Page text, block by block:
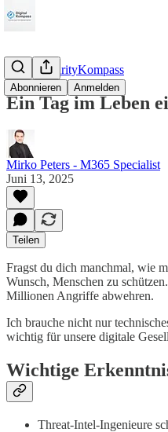
Abonnieren Anmelden
CyberSecurityKompass
Ein Tag im Leben
Mirko Peters - M365 Specialist
Juni 13, 2025
Teilen
Fragst du dich manchmal, wie
Wunsch, Menschen zu
Millionen Angriffe abwehren.
Ich brauche nicht nur
wichtig für unsere digitale
Wichtige
Threat-Intel-Ingenieure